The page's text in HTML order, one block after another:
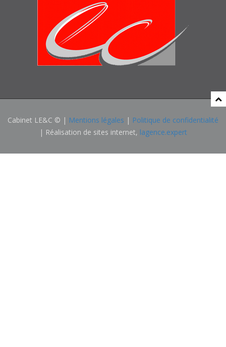
Cabinet LE&C © | Mentions légales | Politique de confidentialité
| Réalisation de sites internet, lagence.expert